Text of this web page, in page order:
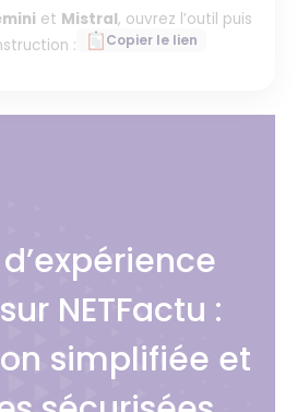
et Mistral, ouvrez l’outil puis
:
Copier le lien
NETFactu :
simplifiée et